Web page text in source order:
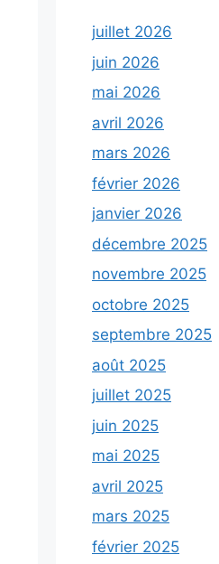
juillet 2026
juin 2026
mai 2026
avril 2026
mars 2026
février 2026
janvier 2026
décembre 2025
novembre 2025
octobre 2025
septembre 2025
août 2025
juillet 2025
juin 2025
mai 2025
avril 2025
mars 2025
février 2025